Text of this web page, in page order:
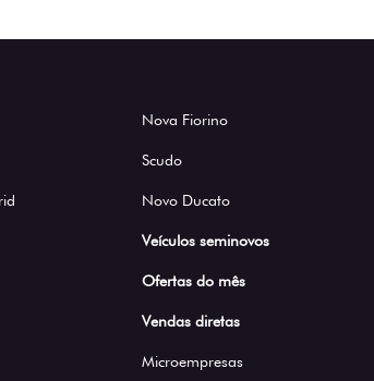
Nova Fiorino
Scudo
Novo Ducato
Veículos seminovos
Ofertas do mês
Vendas diretas
Microempresas